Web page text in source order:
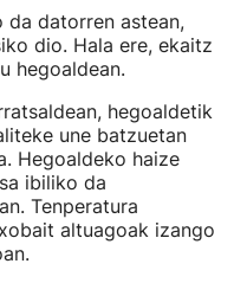
da datorren astean,
dio. Hala ere, ekaitz
hegoaldean.
hegoaldetik
une batzuetan
Hegoaldeko haize
ibiliko da
Tenperatura
altuagoak izango